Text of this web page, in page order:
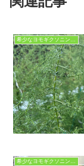
希少なヨモギクソニンジン